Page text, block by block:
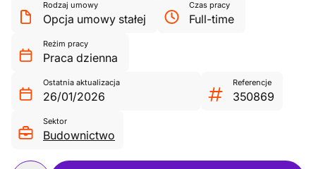
Rodzaj umowy
Opcja umowy stałej
Czas pracy
Full-time
Reżim pracy
Praca dzienna
Ostatnia aktualizacja
26/01/2026
Referencje
350869
Sektor
Budownictwo